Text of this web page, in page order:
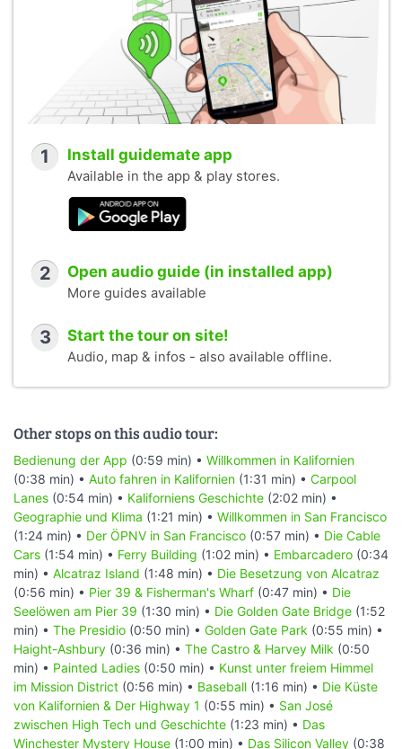
1 Install guidemate app
Available in the app & play stores.
2 Open audio guide (in installed app)
More guides available
3 Start the tour on site!
Audio, map & infos - also available offline.
Other stops on this audio tour:
Bedienung der App (0:59 min) • Willkommen in Kalifornien
(0:38 min) • Auto fahren in Kalifornien (1:31 min) • Carpool
Lanes (0:54 min) • Kaliforniens Geschichte (2:02 min) •
Geographie und Klima (1:21 min) • Willkommen in San Francisco
(1:24 min) • Der ÖPNV in San Francisco (0:57 min) • Die Cable
Cars (1:54 min) • Ferry Building (1:02 min) • Embarcadero (0:34
min) • Alcatraz Island (1:48 min) • Die Besetzung von Alcatraz
(0:56 min) • Pier 39 & Fisherman's Wharf (0:47 min) • Die
Seelöwen am Pier 39 (1:30 min) • Die Golden Gate Bridge (1:52
min) • The Presidio (0:50 min) • Golden Gate Park (0:55 min) •
Haight-Ashbury (0:36 min) • The Castro & Harvey Milk (0:50
min) • Painted Ladies (0:50 min) • Kunst unter freiem Himmel
im Mission District (0:56 min) • Baseball (1:16 min) • Die Küste
von Kalifornien & Der Highway 1 (0:55 min) • San José
zwischen High Tech und Geschichte (1:23 min) • Das
Winchester Mystery House (1:00 min) • Das Silicon Valley (0:38